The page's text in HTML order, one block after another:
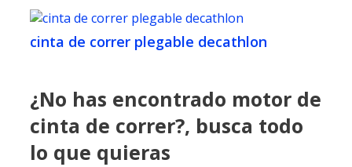
cinta de correr plegable decathlon
¿No has encontrado motor de
cinta de correr?, busca todo
lo que quieras